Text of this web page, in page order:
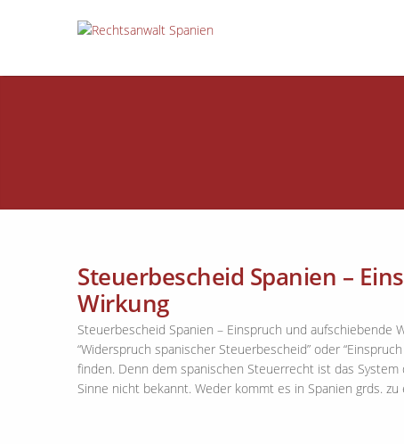
Steuerbescheid Spanien –
Wirkung
Steuerbescheid Spanien – Einspruch und aufschiebende
“Widerspruch spanischer Steuerbescheid” oder
finden. Denn dem spanischen Steuerrecht ist das
Sinne nicht bekannt. Weder kommt es in Spanien grds.